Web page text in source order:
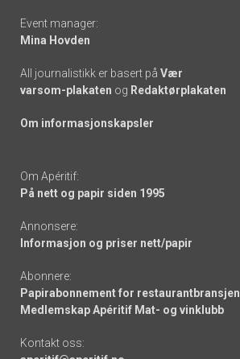
Event manager:
Mina Hovden
All journalistikk er basert på Vær
varsom-plakaten og Redaktørplakaten
Om informasjonskapsler
Om Apéritif:
På nett og papir siden 1995
Annonsere:
Informasjon og priser nett/papir
Abonnere:
Papirabonnement for restaurantbransjen
Medlemskap Apéritif Mat- og vinklubb
Kontakt oss: